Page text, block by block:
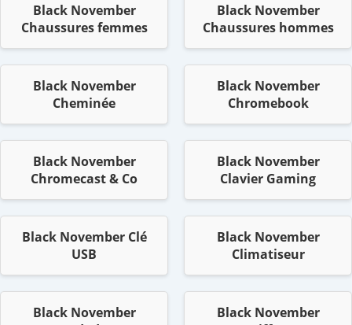
Black November
Chaussures femmes
Black November
Chaussures hommes
Black November
Cheminée
Black November
Chromebook
Black November
Chromecast & Co
Black November
Clavier Gaming
Black November Clé
USB
Black November
Climatiseur
Black November
Black November